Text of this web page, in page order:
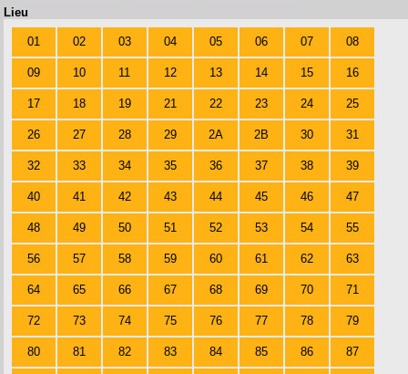
Lieu
01 02 03 04 05 06 07 08
09 10 11 12 13 14 15 16
17 18 19 21 22 23 24 25
26 27 28 29 2A 2B 30 31
32 33 34 35 36 37 38 39
40 41 42 43 44 45 46 47
48 49 50 51 52 53 54 55
56 57 58 59 60 61 62 63
64 65 66 67 68 69 70 71
72 73 74 75 76 77 78 79
80 81 82 83 84 85 86 87